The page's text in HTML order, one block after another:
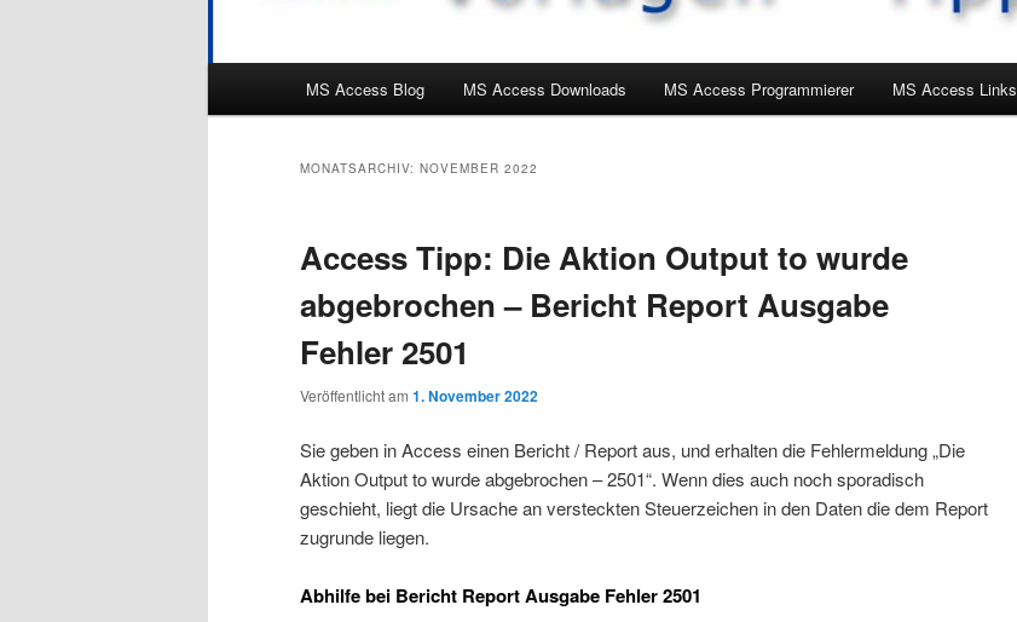
MS Access Blog MS Access Downloads MS Access Programmierer MS Access Links
MONATSARCHIV: NOVEMBER 2022
Access Tipp: Die Aktion Output to wurde
abgebrochen – Bericht Report Ausgabe
Fehler 2501
Veröffentlicht am 1. November 2022
Sie geben in Access einen Bericht / Report aus, und erhalten die Fehlermeldung „Die
Aktion Output to wurde abgebrochen – 2501“. Wenn dies auch noch sporadisch
geschieht, liegt die Ursache an versteckten Steuerzeichen in den Daten die dem Report
zugrunde liegen.
Abhilfe bei Bericht Report Ausgabe Fehler 2501